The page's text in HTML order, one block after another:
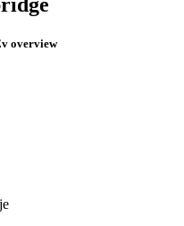
overview